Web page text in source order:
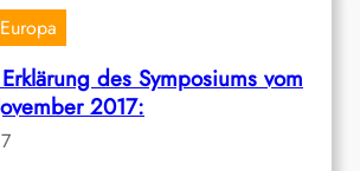
Europa
des Symposiums vom
2017: